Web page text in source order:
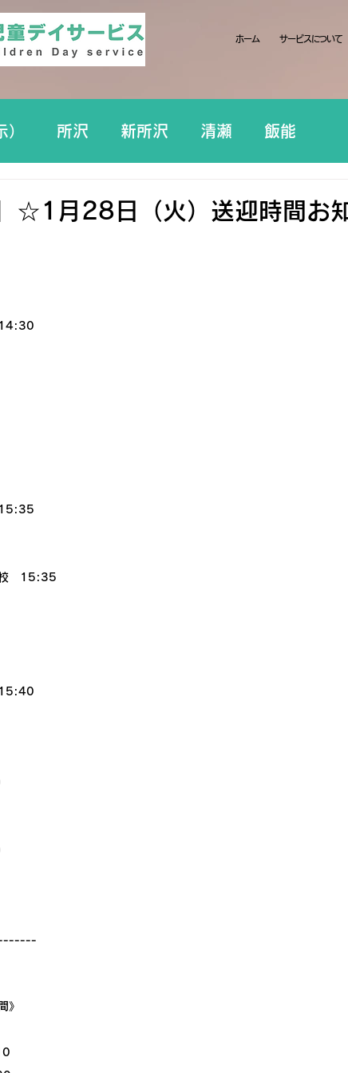
ホーム サービスについて
所沢 新所沢 清瀬 飯能
】☆1月28日（火）送迎時間お
14:30
15:35
校　15:35
15:40
》